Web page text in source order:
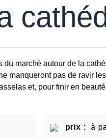
marché autour de la
manqueront pas de ravir
et, pour finir en
prix : à